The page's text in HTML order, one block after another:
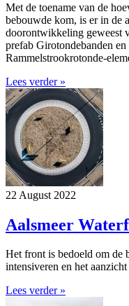
Met de toename van de
bebouwde kom, is er in de
doorontwikkeling geweest
prefab Girotondebanden
Rammelstrookrotonde-
Lees verder »
22 August 2022
Aalsmeer
Het front is bedoeld om de
intensiveren en het
Lees verder »